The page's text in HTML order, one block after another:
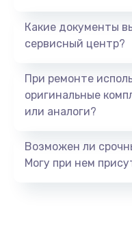
Какие документы
сервисный центр?
При ремонте
оригинальные
или аналоги?
Возможен ли
Могу при нем